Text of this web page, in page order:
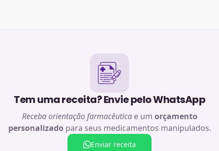
Tem uma receita? Envie pelo WhatsApp
Receba orientação farmacêuticae um orçamento
personalizado para seus medicamentos manipulados.
Enviar receita